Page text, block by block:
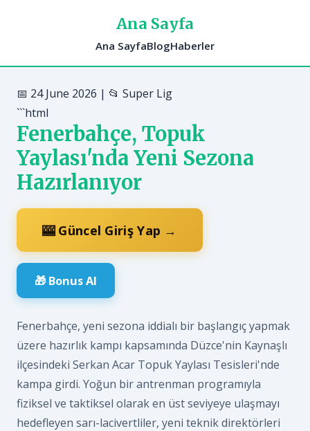
Ana Sayfa
Ana SayfaBlogHaberler
📅 24 June 2026 | 📂 Super Lig
```html
Fenerbahçe, Topuk
Yaylası'nda Yeni Sezona
Hazırlanıyor
🎰 Güncel Giriş Yap →
🎁 Bonus Al
Fenerbahçe, yeni sezona iddialı bir başlangıç yapmak
üzere hazırlık kampı kapsamında Düzce'nin Kaynaşlı
ilçesindeki Serkan Acar Topuk Yaylası Tesisleri'nde
kampa girdi. Yoğun bir antrenman programıyla
fiziksel ve taktiksel olarak en üst seviyeye ulaşmayı
hedefleyen sarı-lacivertliler, yeni teknik direktörleri